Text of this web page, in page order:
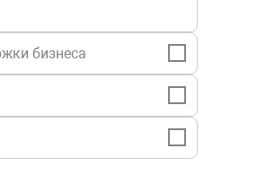
бизнеса